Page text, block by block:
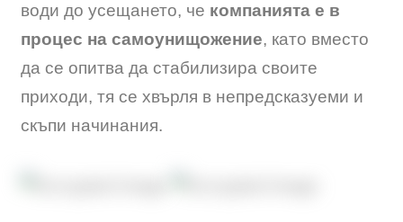
води до усещането, че компанията е в
процес на самоунищожение, като вместо
да се опитва да стабилизира своите
приходи, тя се хвърля в непредсказуеми и
скъпи начинания.